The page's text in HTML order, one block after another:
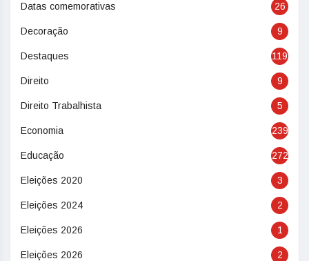
Datas comemorativas 26
Decoração 9
Destaques 119
Direito 9
Direito Trabalhista 5
Economia 239
Educação 272
Eleições 2020 3
Eleições 2024 2
Eleições 2026 1
Eleições 2026 2